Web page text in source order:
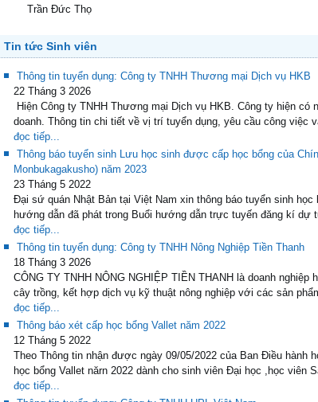
Trần Đức Thọ
Tin tức Sinh viên
Thông tin tuyển dụng: Công ty TNHH Thương mại Dịch vụ HKB
22 Tháng 3 2026
Hiện Công ty TNHH Thương mại Dịch vụ HKB. Công ty hiện
doanh. Thông tin chi tiết về vị trí tuyển dụng, yêu cầu công việc
đọc tiếp...
Thông báo tuyển sinh Lưu học sinh được cấp học bổng của
Monbukagakusho) năm 2023
23 Tháng 5 2022
Đại sứ quán Nhật Bản tại Việt Nam xin thông báo tuyển sinh
hướng dẫn đã phát trong Buổi hướng dẫn trực tuyến đăng kí dự
đọc tiếp...
Thông tin tuyển dụng: Công ty TNHH Nông Nghiệp Tiền Thanh
18 Tháng 3 2026
CÔNG TY TNHH NÔNG NGHIỆP TIỀN THANH là doanh
cây trồng, kết hợp dịch vụ kỹ thuật nông nghiệp với các sản
đọc tiếp...
Thông báo xét cấp học bổng Vallet năm 2022
12 Tháng 5 2022
Theo Thông tin nhận được ngày 09/05/2022 của Ban Điều hành
học bổng Vallet nărn 2022 dành cho sinh viên Đại học ,học viên
đọc tiếp...